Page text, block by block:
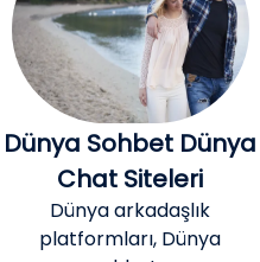
Dünya Sohbet Dünya
Chat Siteleri
Dünya arkadaşlık
platformları, Dünya